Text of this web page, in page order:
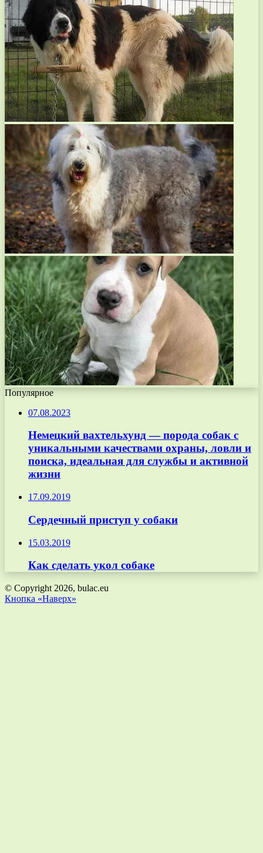
Популярное
07.08.2023
Немецкий вахтельхунд — порода собак с
уникальными качествами охраны, ловли и
поиска, идеальная для службы и активной
жизни
17.09.2019
Сердечный приступ у собаки
15.03.2019
Как сделать укол собаке
© Copyright 2026, bulac.eu
Кнопка «Наверх»